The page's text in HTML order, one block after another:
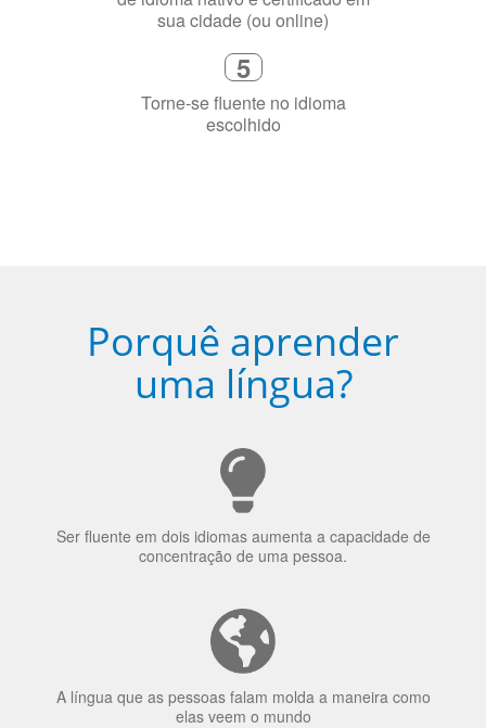
sua cidade (ou online)
5
Torne-se fluente no idioma
escolhido
Porquê aprender
uma língua?
Ser fluente em dois idiomas aumenta a capacidade de
concentração de uma pessoa.
A língua que as pessoas falam molda a maneira como
elas veem o mundo